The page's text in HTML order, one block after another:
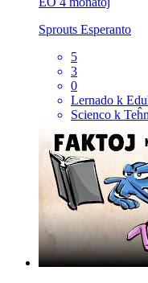
Sprouts Esperanto
5
3
0
Lernado k
Scienco k